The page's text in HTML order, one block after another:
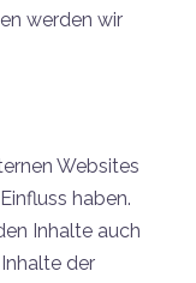
werden wir
Websites
haben.
Inhalte auch
der